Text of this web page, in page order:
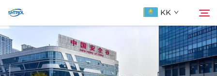
KK
Біздің туралы
Іздеу